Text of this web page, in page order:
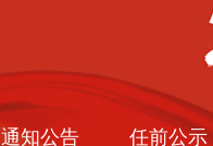
通知公告 任前公示